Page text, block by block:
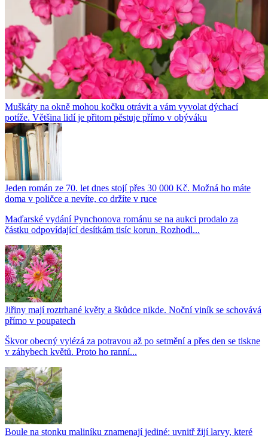
Muškáty na okně mohou kočku otrávit a vám vyvolat dýchací
potíže. Většina lidí je přitom pěstuje přímo v obýváku
Jeden román ze 70. let dnes stojí přes 30 000 Kč. Možná ho máte
doma v poličce a nevíte, co držíte v ruce
Maďarské vydání Pynchonova románu se na aukci prodalo za
částku odpovídající desítkám tisíc korun. Rozhodl...
Jiřiny mají roztrhané květy a škůdce nikde. Noční viník se schovává
přímo v poupatech
Škvor obecný vylézá za potravou až po setmění a přes den se tiskne
v záhybech květů. Proto ho ranní...
Boule na stonku maliníku znamenají jediné: uvnitř žijí larvy, které